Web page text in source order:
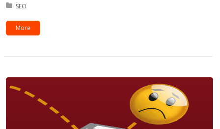
Kategori:
SEO
More